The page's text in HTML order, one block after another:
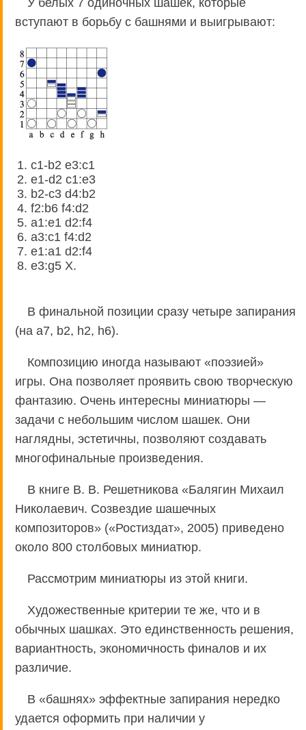
вступают в борьбу с башнями и выигрывают:
1. c1-b2 e3:c1
2. e1-d2 c1:e3
3. b2-c3 d4:b2
4. f2:b6 f4:d2
5. a1:e1 d2:f4
6. a3:c1 f4:d2
7. e1:a1 d2:f4
8. e3:g5 X.
В финальной позиции сразу четыре запирания
(на а7, b2, h2, h6).
Композицию иногда называют «поэзией»
игры. Она позволяет проявить свою творческую
фантазию. Очень интересны миниатюры —
задачи с небольшим числом шашек. Они
наглядны, эстетичны, позволяют создавать
многофинальные произведения.
В книге В. В. Решетникова «Балягин Михаил
Николаевич. Созвездие шашечных
композиторов» («Ростиздат», 2005) приведено
около 800 столбовых миниатюр.
Рассмотрим миниатюры из этой книги.
Художественные критерии те же, что и в
обычных шашках. Это единственность решения,
вариантность, экономичность финалов и их
различие.
В «башнях» эффектные запирания нередко
удается оформить при наличии у